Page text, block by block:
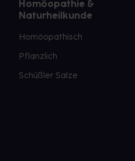
Homöopathie &
Naturheilkunde
Homöopathisch
Pflanzlich
Schüßler Salze